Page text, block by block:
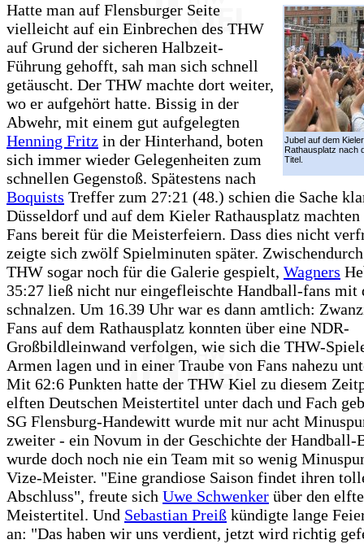
Jubel auf dem Kieler
Rathausplatz nach
Titel.
Hatte man auf Flensburger Seite
vielleicht auf ein Einbrechen des THW
auf Grund der sicheren Halbzeit-
Führung gehofft, sah man sich schnell
getäuscht. Der THW machte dort weiter,
wo er aufgehört hatte. Bissig in der
Abwehr, mit einem gut aufgelegten
Henning Fritz in der Hinterhand, boten
sich immer wieder Gelegenheiten zum
schnellen Gegenstoß. Spätestens nach
Boquists Treffer zum 27:21 (48.) schien die Sache
Düsseldorf und auf dem Kieler Rathausplatz
Fans bereit für die Meisterfeiern. Dass dies nicht
zeigte sich zwölf Spielminuten später.
THW sogar noch für die Galerie gespielt, Wagners
35:27 ließ nicht nur eingefleischte Handball-fans mit
schnalzen. Um 16.39 Uhr war es dann amtlich:
Fans auf dem Rathausplatz konnten über eine NDR-
Großbildleinwand verfolgen, wie sich die THW-
Armen lagen und in einer Traube von Fans nahezu
Mit 62:6 Punkten hatte der THW Kiel zu diesem
elften Deutschen Meistertitel unter dach und Fach
SG Flensburg-Handewitt wurde mit nur acht
zweiter - ein Novum in der Geschichte der Handball-
wurde doch noch nie ein Team mit so wenig
Vize-Meister. "Eine grandiose Saison findet ihren
Abschluss", freute sich Uwe Schwenker über den
Meistertitel. Und Sebastian Preiß kündigte lange
an: "Das haben wir uns verdient, jetzt wird richtig